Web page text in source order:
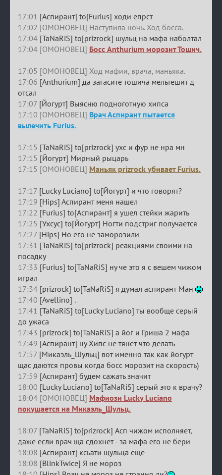
17:01 [Аспирант] to[Furius] ходи епрст
17:02 [ОМОНОВЕЦ] Наступила ночь. Ход босса.
17:04 [TaNaRiS] to[prizrock] шульц на мафа наболтал
17:04 [ОМОНОВЕЦ] Босс Anthurium морозит Тошич.
17:05 [ОМОНОВЕЦ] Ход мафии, врача, маньяка.
17:06 [Anthurium] да загасите тошича мельтешит д
отсал
17:07 [Йогурт] Выясню подноготную хипса
17:10 [ОМОНОВЕЦ] Врач Аспирант пытается
вылечить Furius.
17:15 [TaNaRiS] to[prizrock] ухс и фур не нра мн
17:15 [Йогурт] Мирный рыцарь
17:15 [ОМОНОВЕЦ] Маньяк prizrock убивает Furius.
17:17 [Lucky Luciano] to[Йогурт] и что говорят?
17:19 [Hips] Аспирант меня нашел
17:22 [Furius] to[Аспирант] я ушел стейки жарить
17:25 [Ухсус] to[Йогурт] Ногти подстриг получается
17:27 [Hips] Но его не заморозили
17:31 [TaNaRiS] to[prizrock] реакциями своими на
посадку
17:33 [Furius] to[TaNaRiS] ну че это я с вешем чижом
играл
17:34 [prizrock] to[TaNaRiS] я думал аспирант Ман
17:40 [Avellino] .
17:41 [TaNaRiS] to[Lucky Luciano] ты вообще серый
до ужаса
17:43 [prizrock] to[TaNaRiS] а йог и Гриша 2 мафа
17:49 [Аспирант] ну Хипс не тянет что делать
17:57 [Микаэль_Шульц] вот именно так как йогурт
щас даются провы когда босс морозит на скорость)
17:59 [Аспирант] будем сажать значит
18:00 [Lucky Luciano] to[TaNaRiS] серый это к врачу?
18:04 [ОМОНОВЕЦ] Мафиози Lucky Luciano
покушается на Микаэль_Шульц.
18:07 [TaNaRiS] to[prizrock] Асп чижом исполняет,
даже если врач ща сдохнет - за мафа его не бери
18:08 [Аспирант] ксьати щульца еще
18:08 [BlinkTwice] Я не мороз